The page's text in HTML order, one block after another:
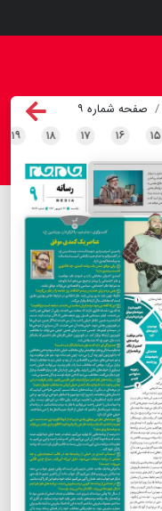
صفحه شماره ۹
۱۵ ۱۶ ۱۷ ۱۸ ۱۹